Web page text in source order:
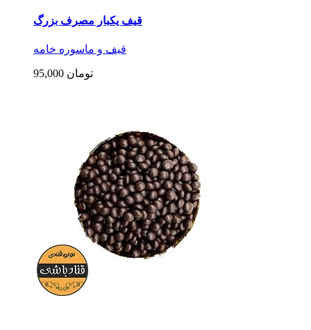
قیف یکبار مصرف بزرگ
قیف و ماسوره خامه
95,000 تومان